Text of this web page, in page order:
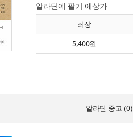
알라딘에 팔기 예상가
최상
5,400원
알라딘 중고 (0)